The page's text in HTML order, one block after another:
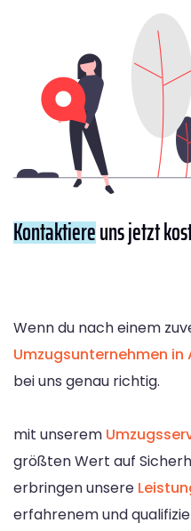
Kontaktiereuns jetzt
Wenn du nach einem
Umzugsunternehmen in
bei uns genau richtig.
mit unserem
größten Wert auf
erbringen unsere
erfahrenem und